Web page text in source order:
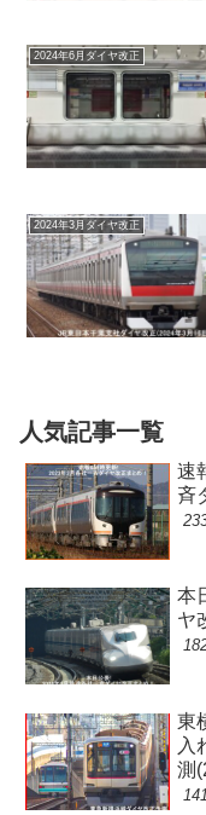
2024年6月ダイヤ改正
2024年3月ダイヤ改正
人気記事一覧
速
斉
本
ヤ
東
入
測